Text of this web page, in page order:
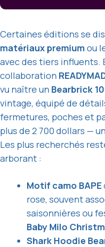
Certaines éditions se
matériaux premium ou
avec des tiers influents.
collaboration
vu naître un Bearbrick
vintage, équipé de
fermetures, poches et
plus de 2 700 dollars —
Les plus recherchés
arborant :
Motif camo BAPE
rose, souvent
saisonnières ou
Baby Milo
Shark Hoodie